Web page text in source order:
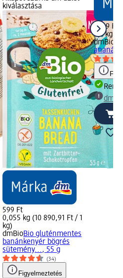
kiválasztása
599 Ft
0,055 kg (10 890,91 Ft / 1
kg)
dmBioBio gluténmentes
banánkenyér bögrés
sütemény..., 55 g
(34)
Figyelmeztetés
1 199 Ft
0,1 kg
dmBio
dm